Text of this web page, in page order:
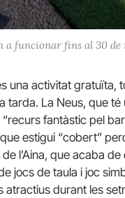
a funcionar fins al 30
una activitat
tarda. La Neus, que
fantàstic pel
estigui “cobert”
l’Aina, que acaba
jocs de taula i joc
durant les